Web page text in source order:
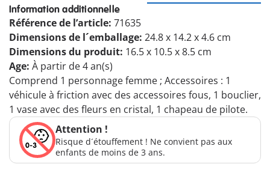
Information additionnelle
Référence de l’article: 71635
Dimensions de l´emballage: 24.8 x 14.2 x 4.6 cm
Dimensions du produit: 16.5 x 10.5 x 8.5 cm
Age: À partir de 4 an(s)
Comprend 1 personnage femme ; Accessoires : 1
véhicule à friction avec des accessoires fous, 1 bouclier,
1 vase avec des fleurs en cristal, 1 chapeau de pilote.
Attention !
Risque d´étouffement ! Ne convient pas aux
enfants de moins de 3 ans.